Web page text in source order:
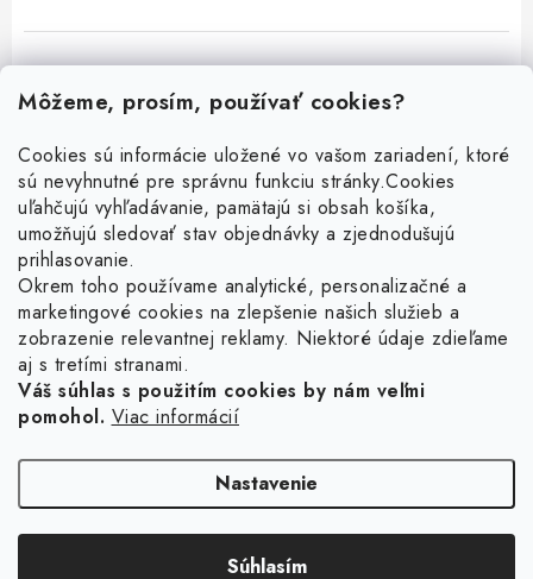
Môžeme, prosím, používať cookies?
Cookies sú informácie uložené vo vašom zariadení, ktoré
sú nevyhnutné pre správnu funkciu stránky.Cookies
uľahčujú vyhľadávanie, pamätajú si obsah košíka,
umožňujú sledovať stav objednávky a zjednodušujú
prihlasovanie.
Okrem toho používame analytické, personalizačné a
marketingové cookies na zlepšenie našich služieb a
zobrazenie relevantnej reklamy. Niektoré údaje zdieľame
aj s tretími stranami.
Váš súhlas s použitím cookies by nám veľmi
pomohol. Viac informácií
Nastavenie
Súhlasím
Facebook
Obľúbené šperky
Náušnice
Prstene
Náramky
Informácie pre vás
. Všetky práva vyhradené.